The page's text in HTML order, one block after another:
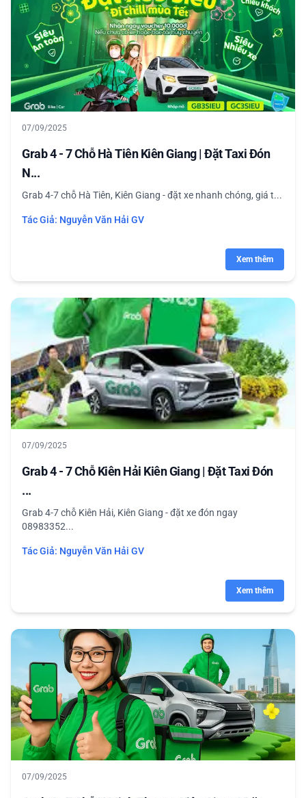
07/09/2025
Grab 4 - 7 Chỗ Hà Tiên Kiên Giang | Đặt Taxi Đón
N...
Grab 4-7 chỗ Hà Tiên, Kiên Giang - đặt xe nhanh chóng, giá t...
Tác Giả: Nguyễn Văn Hải GV
Xem thêm
07/09/2025
Grab 4 - 7 Chỗ Kiên Hải Kiên Giang | Đặt Taxi Đón
...
Grab 4-7 chỗ Kiên Hải, Kiên Giang - đặt xe đón ngay
08983352...
Tác Giả: Nguyễn Văn Hải GV
Xem thêm
07/09/2025